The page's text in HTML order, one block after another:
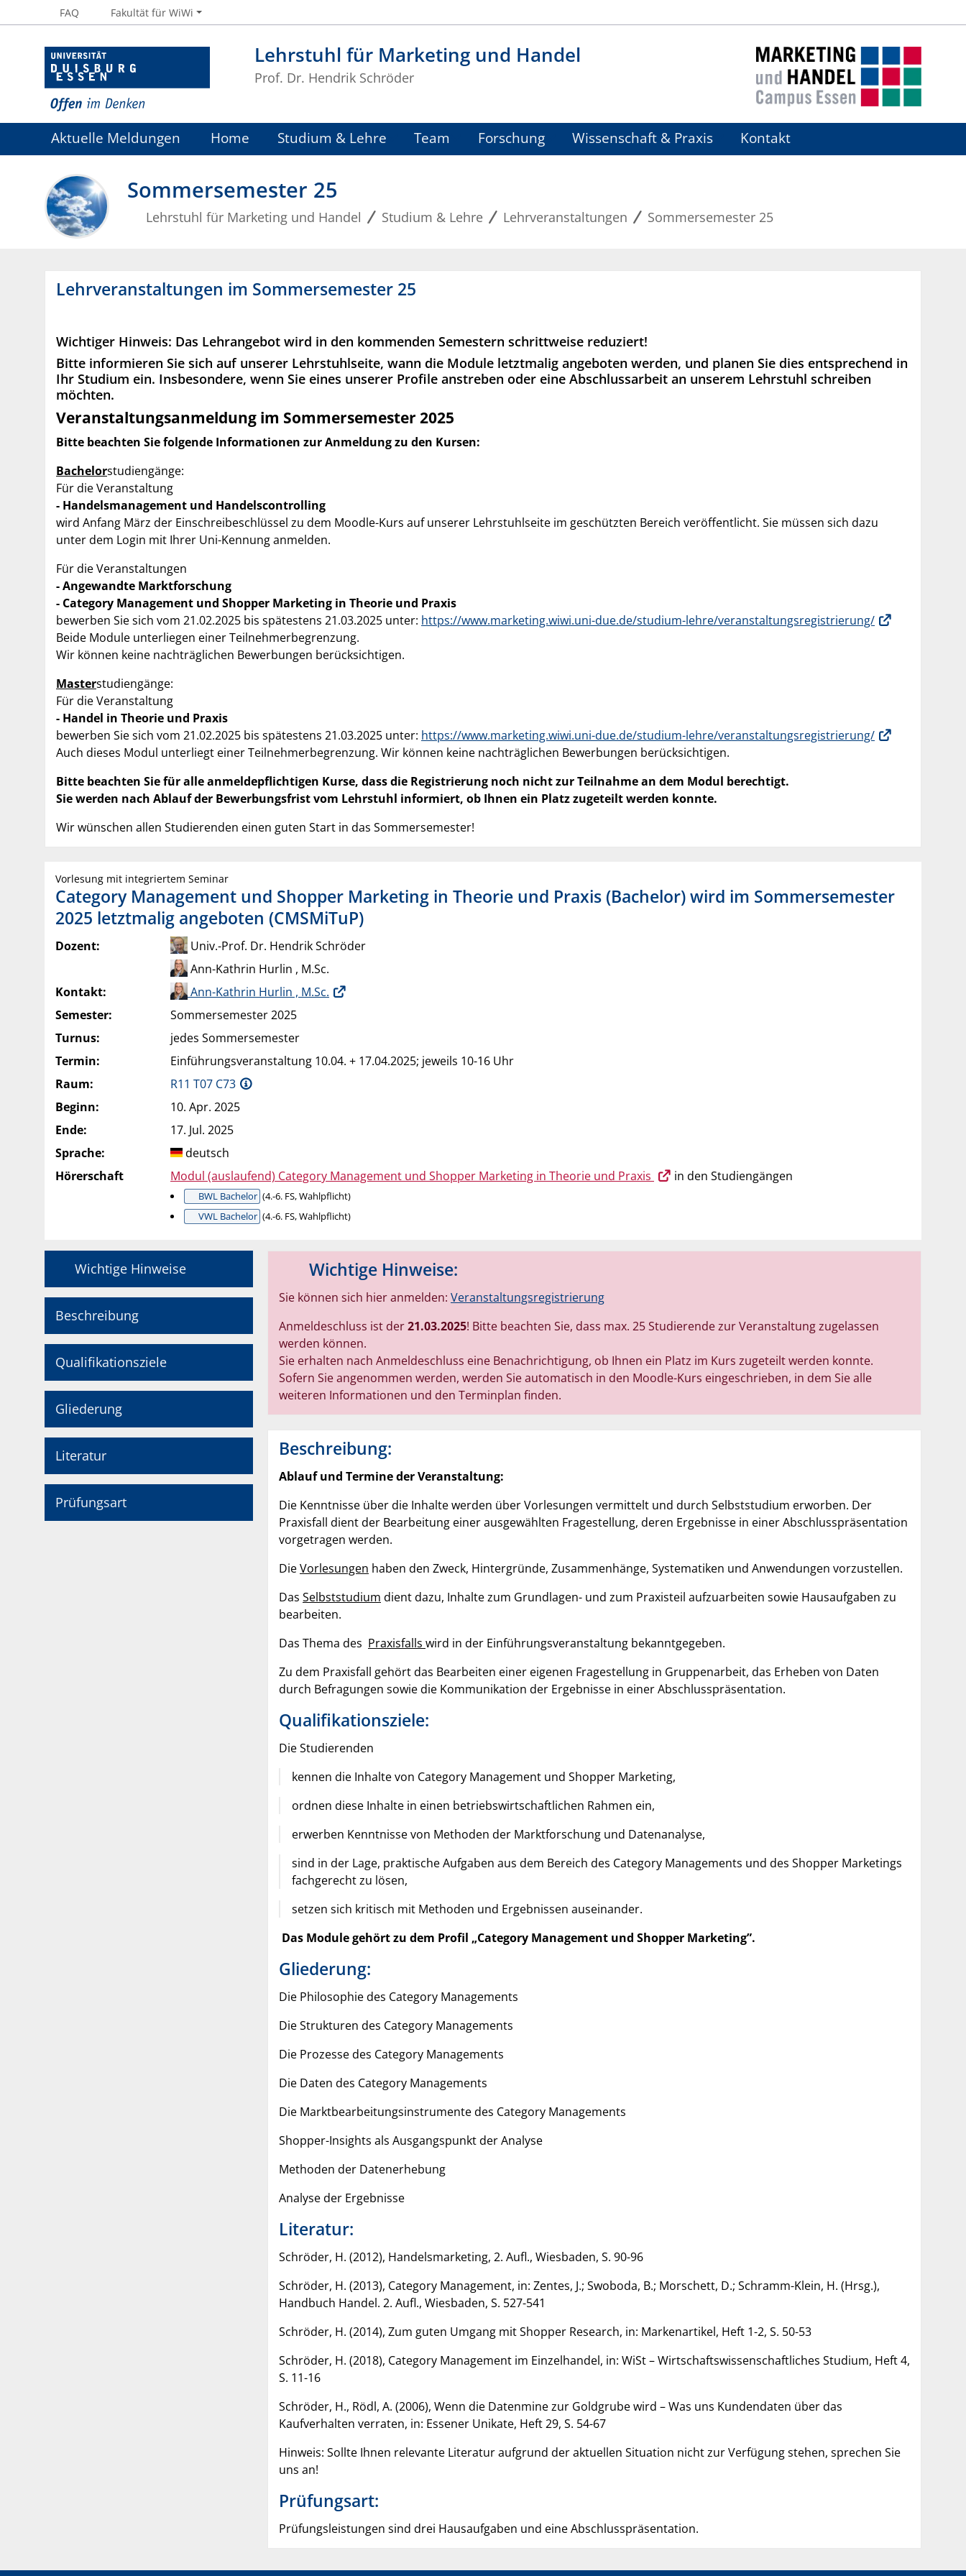
Lehrstuhl für Marketing und Handel
Prof. Dr. Hendrik Schröder
FAQ Fakultät für WiWi
Aktuelle Meldungen Home Studium & Lehre Team Forschung Wissenschaft & Praxis Kontakt
Sommersemester 25
Lehrstuhl für Marketing und Handel Studium & Lehre Lehrveranstaltungen Sommersemester 25
Lehrveranstaltungen im Sommersemester 25
Wichtiger Hinweis: Das Lehrangebot wird in den kommenden Semestern schrittweise reduziert!
Bitte informieren Sie sich auf unserer Lehrstuhlseite, wann die Module letztmalig angeboten werden, und planen Sie dies entsprechend in
Ihr Studium ein. Insbesondere, wenn Sie eines unserer Profile anstreben oder eine Abschlussarbeit an unserem Lehrstuhl schreiben
möchten.
Veranstaltungsanmeldung im Sommersemester 2025
Bitte beachten Sie folgende Informationen zur Anmeldung zu den Kursen:
Bachelorstudiengänge:
Für die Veranstaltung
- Handelsmanagement und Handelscontrolling
wird Anfang März der Einschreibeschlüssel zu dem Moodle-Kurs auf unserer Lehrstuhlseite im geschützten Bereich veröffentlicht. Sie müssen sich dazu
unter dem Login mit Ihrer Uni-Kennung anmelden.
Für die Veranstaltungen
- Angewandte Marktforschung
- Category Management und Shopper Marketing in Theorie und Praxis
bewerben Sie sich vom 21.02.2025 bis spätestens 21.03.2025 unter: https://www.marketing.wiwi.uni-due.de/studium-lehre/veranstaltungsregistrierung/
Beide Module unterliegen einer Teilnehmerbegrenzung.
Wir können keine nachträglichen Bewerbungen berücksichtigen.
Masterstudiengänge:
Für die Veranstaltung
- Handel in Theorie und Praxis
bewerben Sie sich vom 21.02.2025 bis spätestens 21.03.2025 unter: https://www.marketing.wiwi.uni-due.de/studium-lehre/veranstaltungsregistrierung/
Auch dieses Modul unterliegt einer Teilnehmerbegrenzung. Wir können keine nachträglichen Bewerbungen berücksichtigen.
Bitte beachten Sie für alle anmeldepflichtigen Kurse, dass die Registrierung noch nicht zur Teilnahme an dem Modul berechtigt.
Sie werden nach Ablauf der Bewerbungsfrist vom Lehrstuhl informiert, ob Ihnen ein Platz zugeteilt werden konnte.
Wir wünschen allen Studierenden einen guten Start in das Sommersemester!
Vorlesung mit integriertem Seminar
Category Management und Shopper Marketing in Theorie und Praxis (Bachelor) wird im Sommersemester
2025 letztmalig angeboten (CMSMiTuP)
Dozent:
Univ.-Prof. Dr. Hendrik Schröder
Ann-Kathrin Hurlin , M.Sc.
Kontakt:
Ann-Kathrin Hurlin , M.Sc.
Semester:
Sommersemester 2025
Turnus:
jedes Sommersemester
Termin:
Einführungsveranstaltung 10.04. + 17.04.2025; jeweils 10-16 Uhr
Raum:
R11 T07 C73
Beginn:
10. Apr. 2025
Ende:
17. Jul. 2025
Sprache:
deutsch
Hörerschaft
Modul (auslaufend) Category Management und Shopper Marketing in Theorie und Praxis in den Studiengängen
BWL Bachelor (4.-6. FS, Wahlpflicht)
VWL Bachelor (4.-6. FS, Wahlpflicht)
Wichtige Hinweise
Beschreibung
Qualifikationsziele
Gliederung
Literatur
Prüfungsart
Wichtige Hinweise:
Sie können sich hier anmelden: Veranstaltungsregistrierung
Anmeldeschluss ist der21.03.2025! Bitte beachten Sie, dass max. 25 Studierende zur Veranstaltung zugelassen
werden können.
Sie erhalten nach Anmeldeschluss eine Benachrichtigung, ob Ihnen ein Platz im Kurs zugeteilt werden konnte.
Sofern Sie angenommen werden, werden Sie automatisch in den Moodle-Kurs eingeschrieben, in dem Sie alle
weiteren Informationen und den Terminplan finden.
Beschreibung:
Ablauf und Termine der Veranstaltung:
Die Kenntnisse über die Inhalte werden über Vorlesungen vermittelt und durch Selbststudium erworben. Der
Praxisfall dient der Bearbeitung einer ausgewählten Fragestellung, deren Ergebnisse in einer Abschlusspräsentation
vorgetragen werden.
DieVorlesungen haben den Zweck, Hintergründe, Zusammenhänge, Systematiken und Anwendungen vorzustellen.
Das Selbststudium dient dazu, Inhalte zum Grundlagen- und zum Praxisteil aufzuarbeiten sowie Hausaufgaben zu
bearbeiten.
Das Thema des Praxisfalls wird in der Einführungsveranstaltung bekanntgegeben.
Zu dem Praxisfall gehört das Bearbeiten einer eigenen Fragestellung in Gruppenarbeit, das Erheben von Daten
durch Befragungen sowie die Kommunikation der Ergebnisse in einer Abschlusspräsentation.
Qualifikationsziele:
Die Studierenden
kennen die Inhalte von Category Management und Shopper Marketing,
ordnen diese Inhalte in einen betriebswirtschaftlichen Rahmen ein,
erwerben Kenntnisse von Methoden der Marktforschung und Datenanalyse,
sind in der Lage, praktische Aufgaben aus dem Bereich des Category Managements und des Shopper Marketings
fachgerecht zu lösen,
setzen sich kritisch mit Methoden und Ergebnissen auseinander.
Das Module gehört zu dem Profil „Category Management und Shopper Marketing”.
Gliederung:
Die Philosophie des Category Managements
Die Strukturen des Category Managements
Die Prozesse des Category Managements
Die Daten des Category Managements
Die Marktbearbeitungsinstrumente des Category Managements
Shopper-Insights als Ausgangspunkt der Analyse
Methoden der Datenerhebung
Analyse der Ergebnisse
Literatur:
Schröder, H. (2012), Handelsmarketing, 2. Aufl., Wiesbaden, S. 90-96
Schröder, H. (2013), Category Management, in: Zentes, J.; Swoboda, B.; Morschett, D.; Schramm-Klein, H. (Hrsg.),
Handbuch Handel. 2. Aufl., Wiesbaden, S. 527-541
Schröder, H. (2014), Zum guten Umgang mit Shopper Research, in: Markenartikel, Heft 1-2, S. 50-53
Schröder, H. (2018), Category Management im Einzelhandel, in: WiSt – Wirtschaftswissenschaf­tliches Studium, Heft 4,
S. 11-16
Schröder, H., Rödl, A. (2006), Wenn die Datenmine zur Goldgrube wird – Was uns Kundendaten über das
Kaufverhalten verraten, in: Essener Unikate, Heft 29, S. 54-67
Hinweis: Sollte Ihnen relevante Literatur aufgrund der aktuellen Situation nicht zur Verfügung stehen, sprechen Sie
uns an!
Prüfungsart:
Prüfungsleistungen sind drei Hausaufgaben und eine Abschlusspräsentation.